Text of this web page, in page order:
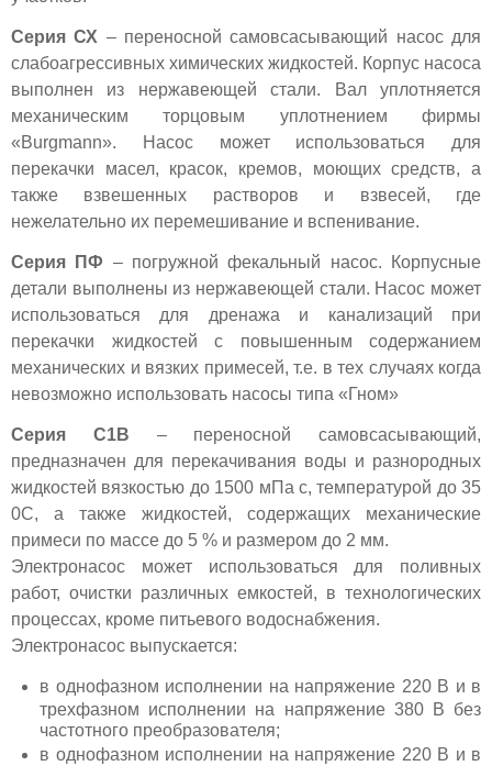
Серия СХ – переносной самовсасывающий насос для
слабоагрессивных химических жидкостей. Корпус насоса
выполнен из нержавеющей стали. Вал уплотняется
механическим торцовым уплотнением фирмы
«Burgmann». Насос может использоваться для
перекачки масел, красок, кремов, моющих средств, а
также взвешенных растворов и взвесей, где
нежелательно их перемешивание и вспенивание.
Серия ПФ – погружной фекальный насос. Корпусные
детали выполнены из нержавеющей стали. Насос может
использоваться для дренажа и канализаций при
перекачки жидкостей с повышенным содержанием
механических и вязких примесей, т.е. в тех случаях когда
невозможно использовать насосы типа «Гном»
Серия С1В – переносной самовсасывающий,
предназначен для перекачивания воды и разнородных
жидкостей вязкостью до 1500 мПа с, температурой до 35
0С, а также жидкостей, содержащих механические
примеси по массе до 5 % и размером до 2 мм.
Электронасос может использоваться для поливных
работ, очистки различных емкостей, в технологических
процессах, кроме питьевого водоснабжения.
Электронасос выпускается:
в однофазном исполнении на напряжение 220 В и в
трехфазном исполнении на напряжение 380 В без
частотного преобразователя;
в однофазном исполнении на напряжение 220 В и в